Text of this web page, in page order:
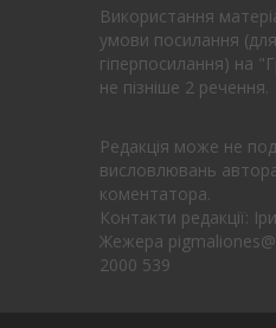
Використання
умови посилання
гіперпосилання) на
не пізніше 2 речення.
Редакція може не
висловлювань
коментатора.
Контакти редакції:
Жежера
2000 539